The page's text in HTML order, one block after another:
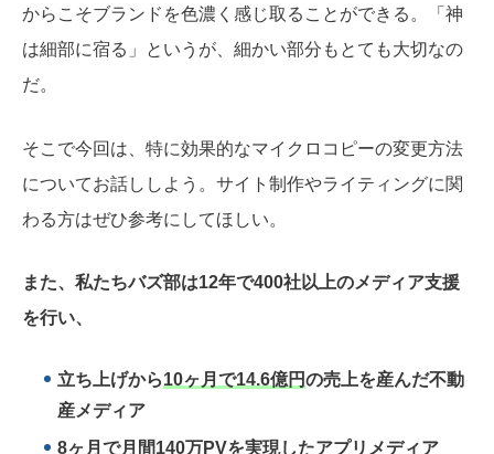
からこそブランドを色濃く感じ取ることができる。
「神
は細部に宿る」というが、細かい部分もとても大切なの
だ。
そこで今回は、特に効果的なマイクロコピーの変更方法
についてお話ししよう。サイト制作やライティングに関
わる方はぜひ参考にしてほしい。
また、私たちバズ部は12年で400社以上のメディア支援
を行い、
立ち上げから10ヶ月で14.6億円の売上を産んだ不動
産メディア
8ヶ月で月間140万PVを実現したアプリメディア